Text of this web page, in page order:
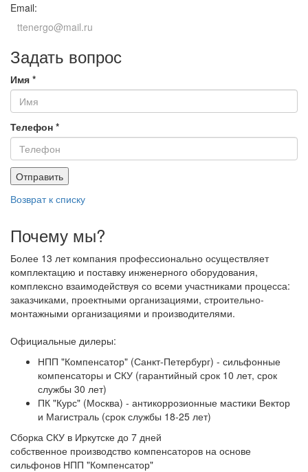
Email:
ttenergo@mail.ru
Задать вопрос
Имя *
Телефон *
Отправить
Возврат к списку
Почему мы?
Более 13 лет компания профессионально осуществляет
комплектацию и поставку инженерного оборудования,
комплексно взаимодействуя со всеми участниками процесса:
заказчиками, проектными организациями, строительно-
монтажными организациями и производителями.
Официальные дилеры:
НПП "Компенсатор" (Санкт-Петербург) - сильфонные
компенсаторы и СКУ (гарантийный срок 10 лет, срок
службы 30 лет)
ПК "Курс" (Москва) - антикоррозионные мастики Вектор
и Магистраль (срок службы 18-25 лет)
Сборка СКУ в Иркутске до 7 дней
собственное производство компенсаторов на основе
сильфонов НПП "Компенсатор"